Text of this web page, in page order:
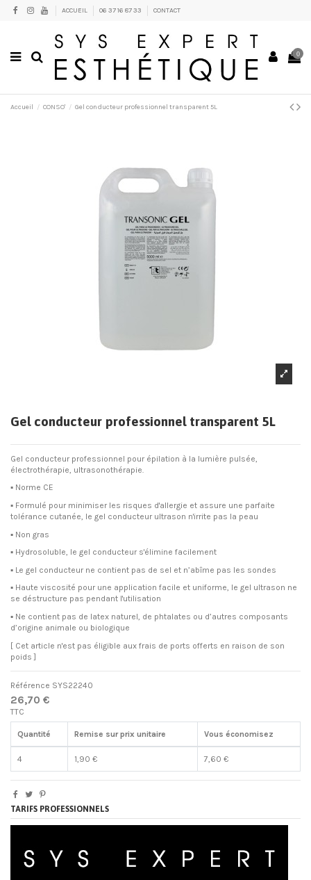
ACCUEIL 06 37 16 87 33 CONTACT
0
Accueil CONSO' Gel conducteur professionnel transparent 5L
Gel conducteur professionnel transparent 5L
Gel conducteur professionnel pour épilation à la lumière pulsée,
électrothérapie, ultrasonothérapie.
▪ Norme CE
▪ Formulé pour minimiser les risques d'allergie et assure une parfaite
tolérance cutanée, le gel conducteur ultrason n'irrite pas la peau
▪ Non gras
▪ Hydrosoluble, le gel conducteur s'élimine facilement
▪ Le gel conducteur ne contient pas de sel et n’abîme pas les sondes
▪ Haute viscosité pour une application facile et uniforme, le gel ultrason ne
se déstructure pas pendant l'utilisation
▪ Ne contient pas de latex naturel, de phtalates ou d’autres composants
d’origine animale ou biologique
[ Cet article n'est pas éligible aux frais de ports offerts en raison de son
poids ]
Référence SYS22240
26,70 €
TTC
Quantité Remise sur prix unitaire Vous économisez
4 1,90 € 7,60 €
TARIFS PROFESSIONNELS